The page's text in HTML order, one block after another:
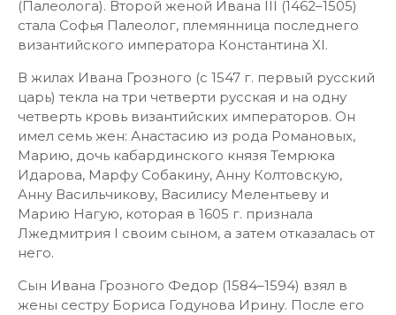
(Палеолога). Второй женой Ивана III (1462–1505)
стала Софья Палеолог, племянница последнего
византийского императора Константина XI.
В жилах Ивана Грозного (с 1547 г. первый русский
царь) текла на три четверти русская и на одну
четверть кровь византийских императоров. Он
имел семь жен: Анастасию из рода Романовых,
Марию, дочь кабардинского князя Темрюка
Идарова, Марфу Собакину, Анну Колтовскую,
Анну Васильчикову, Василису Мелентьеву и
Марию Нагую, которая в 1605 г. признала
Лжедмитрия I своим сыном, а затем отказалась от
него.
Сын Ивана Грозного Федор (1584–1594) взял в
жены сестру Бориса Годунова Ирину. После его